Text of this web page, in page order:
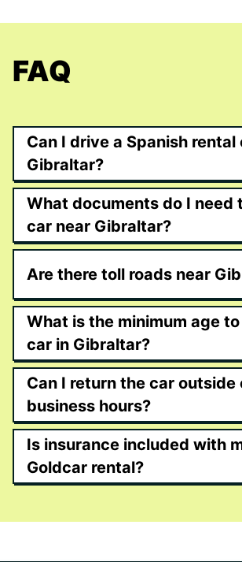
FAQ
Can I drive a Spanish rental
Gibraltar?
What documents do I need
car near Gibraltar?
Are there toll roads near
What is the minimum age
car in Gibraltar?
Can I return the car outside
business hours?
Is insurance included with
Goldcar rental?